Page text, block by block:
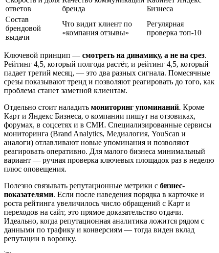
ответов
бренда
Бизнеса
Состав
брендовой
выдачи
Что видит клиент по
«компания отзывы»
Регулярная
проверка топ-10
Ключевой принцип — смотреть на динамику, а не на срез.
Рейтинг 4,5, который полгода растёт, и рейтинг 4,5, который
падает третий месяц, — это два разных сигнала. Помесячные
срезы показывают тренд и позволяют реагировать до того, как
проблема станет заметной клиентам.
Отдельно стоит наладить мониторинг упоминаний. Кроме
Карт и Яндекс Бизнеса, о компании пишут на отзовиках,
форумах, в соцсетях и в СМИ. Специализированные сервисы
мониторинга (Brand Analytics, Медиалогия, YouScan и
аналоги) отлавливают новые упоминания и позволяют
реагировать оперативно. Для малого бизнеса минимальный
вариант — ручная проверка ключевых площадок раз в неделю
плюс оповещения.
Полезно связывать репутационные метрики с бизнес-
показателями. Если после наведения порядка в карточке и
роста рейтинга увеличилось число обращений с Карт и
переходов на сайт, это прямое доказательство отдачи.
Идеально, когда репутационная аналитика ложится рядом с
данными по трафику и конверсиям — тогда виден вклад
репутации в воронку.